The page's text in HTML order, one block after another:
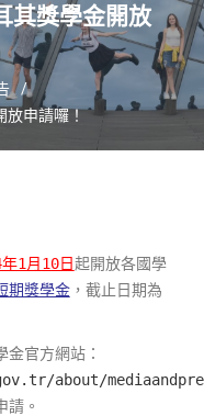
其獎學金開放
放申請囉！
1月10日起開放各國學
期獎學金，截止日期為
官方網站：
about/
請。